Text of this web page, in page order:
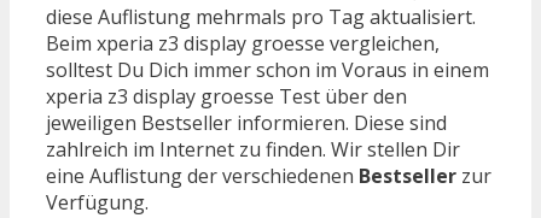
diese Auflistung mehrmals pro Tag aktualisiert.
Beim xperia z3 display groesse vergleichen,
solltest Du Dich immer schon im Voraus in einem
xperia z3 display groesse Test über den
jeweiligen Bestseller informieren. Diese sind
zahlreich im Internet zu finden. Wir stellen Dir
eine Auflistung der verschiedenen Bestseller zur
Verfügung.